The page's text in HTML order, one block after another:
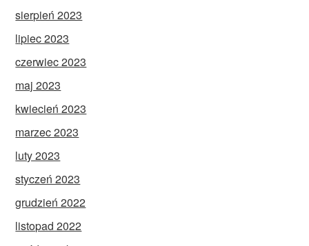
sierpień 2023
lipiec 2023
czerwiec 2023
maj 2023
kwiecień 2023
marzec 2023
luty 2023
styczeń 2023
grudzień 2022
listopad 2022